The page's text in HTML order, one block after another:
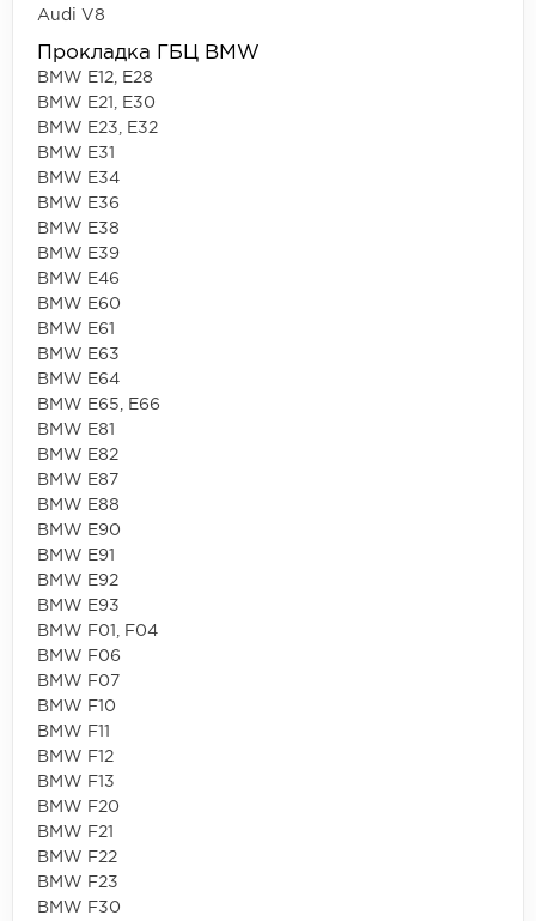
Audi V8
Прокладка ГБЦ BMW
BMW E12, E28
BMW E21, E30
BMW E23, E32
BMW E31
BMW E34
BMW E36
BMW E38
BMW E39
BMW E46
BMW E60
BMW E61
BMW E63
BMW E64
BMW E65, E66
BMW E81
BMW E82
BMW E87
BMW E88
BMW E90
BMW E91
BMW E92
BMW E93
BMW F01, F04
BMW F06
BMW F07
BMW F10
BMW F11
BMW F12
BMW F13
BMW F20
BMW F21
BMW F22
BMW F23
BMW F30